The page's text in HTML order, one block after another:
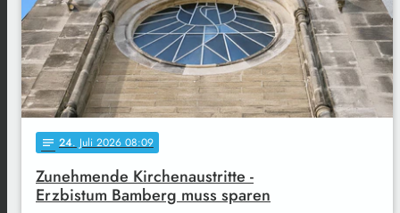
notes 24. Juli 2026 08:09
Zunehmende Kirchenaustritte -
Erzbistum Bamberg muss sparen